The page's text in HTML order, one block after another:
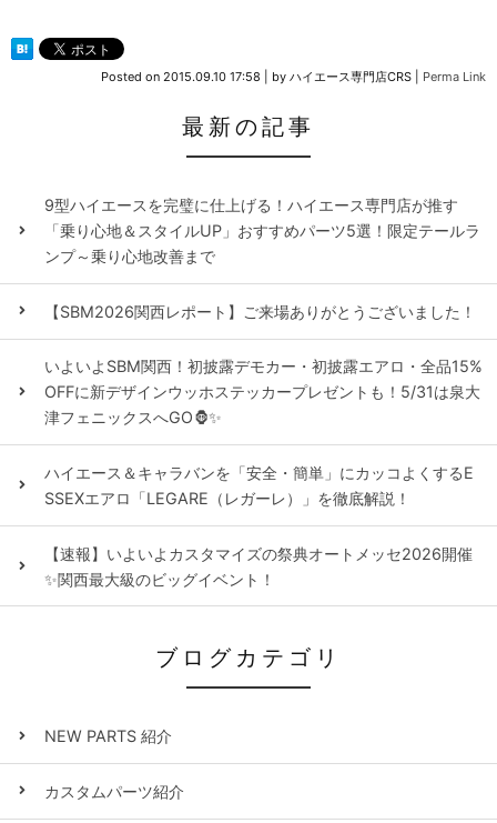
Posted on 2015.09.10 17:58 by ハイエース専門店CRS Perma Link
最新の記事
9型ハイエースを完璧に仕上げる！ハイエース専門店が推す
「乗り心地＆スタイルUP」おすすめパーツ5選！限定テールラ
ンプ～乗り心地改善まで
【SBM2026関西レポート】ご来場ありがとうございました！
いよいよSBM関西！初披露デモカー・初披露エアロ・全品15%
OFFに新デザインウッホステッカープレゼントも！5/31は泉大
津フェニックスへGO🦍✨
ハイエース＆キャラバンを「安全・簡単」にカッコよくするE
SSEXエアロ「LEGARE（レガーレ）」を徹底解説！
【速報】いよいよカスタマイズの祭典オートメッセ2026開催
✨関西最大級のビッグイベント！
ブログカテゴリ
NEW PARTS 紹介
カスタムパーツ紹介